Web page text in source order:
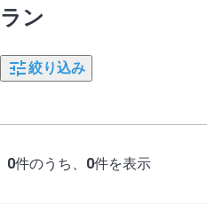
ラン
絞り込み
0件のうち、 0件を表示